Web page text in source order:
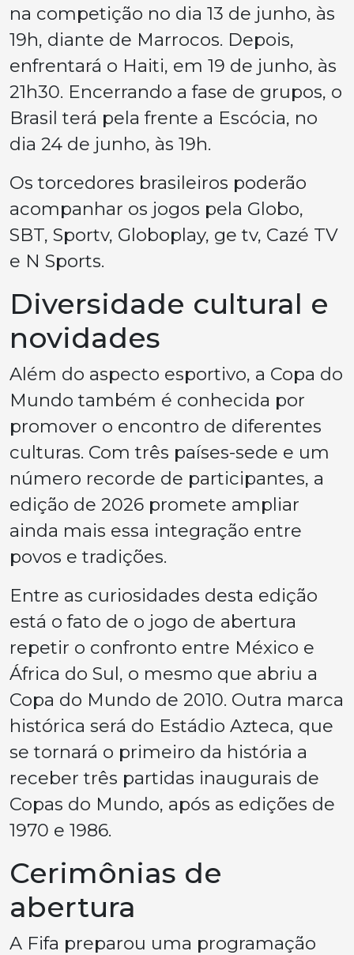
na competição no dia 13 de junho, às
19h, diante de Marrocos. Depois,
enfrentará o Haiti, em 19 de junho, às
21h30. Encerrando a fase de grupos, o
Brasil terá pela frente a Escócia, no
dia 24 de junho, às 19h.
Os torcedores brasileiros poderão
acompanhar os jogos pela Globo,
SBT, Sportv, Globoplay, ge tv, Cazé TV
e N Sports.
Diversidade cultural e
novidades
Além do aspecto esportivo, a Copa do
Mundo também é conhecida por
promover o encontro de diferentes
culturas. Com três países-sede e um
número recorde de participantes, a
edição de 2026 promete ampliar
ainda mais essa integração entre
povos e tradições.
Entre as curiosidades desta edição
está o fato de o jogo de abertura
repetir o confronto entre México e
África do Sul, o mesmo que abriu a
Copa do Mundo de 2010. Outra marca
histórica será do Estádio Azteca, que
se tornará o primeiro da história a
receber três partidas inaugurais de
Copas do Mundo, após as edições de
1970 e 1986.
Cerimônias de
abertura
A Fifa preparou uma programação